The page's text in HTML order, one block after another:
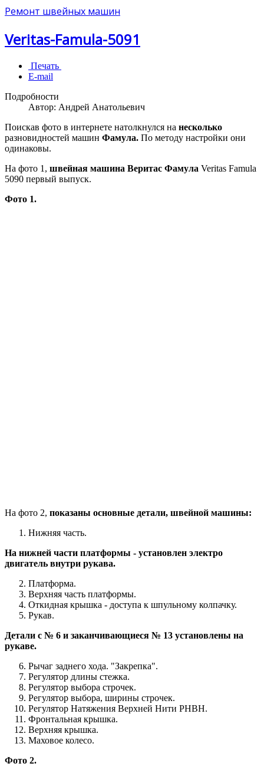
Ремонт швейных машин
Veritas-Famula-5091
Печать
E-mail
Подробности
Автор: Андрей Анатольевич
Поискав фото в интернете натолкнулся на несколько
разновидностей машин Фамула. По методу настройки они
одинаковы.
На фото 1, швейная машина Веритас Фамула Veritas Famula
5090 первый выпуск.
Фото 1.
На фото 2, показаны основные детали, швейной машины:
Нижняя часть.
На нижней части платформы - установлен электро
двигатель внутри рукава.
Платформа.
Верхняя часть платформы.
Откидная крышка - доступа к шпульному колпачку.
Рукав.
Детали с № 6 и заканчивающиеся № 13 установлены на
рукаве.
Рычаг заднего хода. "Закрепка".
Регулятор длины стежка.
Регулятор выбора строчек.
Регулятор выбора, ширины строчек.
Регулятор Натяжения Верхней Нити РНВН.
Фронтальная крышка.
Верхняя крышка.
Маховое колесо.
Фото 2.